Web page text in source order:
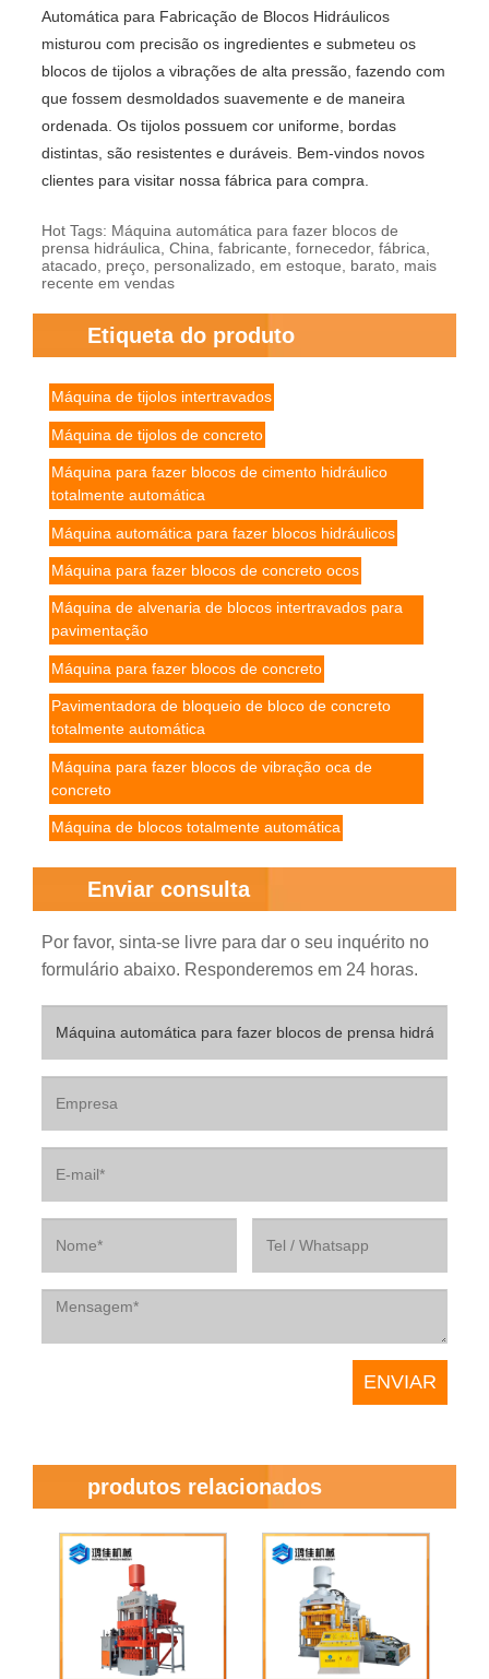
Automática para Fabricação de Blocos Hidráulicos
misturou com precisão os ingredientes e submeteu os
blocos de tijolos a vibrações de alta pressão, fazendo com
que fossem desmoldados suavemente e de maneira
ordenada. Os tijolos possuem cor uniforme, bordas
distintas, são resistentes e duráveis. Bem-vindos novos
clientes para visitar nossa fábrica para compra.
Hot Tags: Máquina automática para fazer blocos de
prensa hidráulica, China, fabricante, fornecedor, fábrica,
atacado, preço, personalizado, em estoque, barato, mais
recente em vendas
Etiqueta do produto
Máquina de tijolos intertravados
Máquina de tijolos de concreto
Máquina para fazer blocos de cimento hidráulico
totalmente automática
Máquina automática para fazer blocos hidráulicos
Máquina para fazer blocos de concreto ocos
Máquina de alvenaria de blocos intertravados para
pavimentação
Máquina para fazer blocos de concreto
Pavimentadora de bloqueio de bloco de concreto
totalmente automática
Máquina para fazer blocos de vibração oca de
concreto
Máquina de blocos totalmente automática
Enviar consulta
Por favor, sinta-se livre para dar o seu inquérito no
formulário abaixo. Responderemos em 24 horas.
produtos relacionados